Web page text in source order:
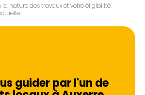
nature des travaux et votre éligibilité.
guider par l'un de